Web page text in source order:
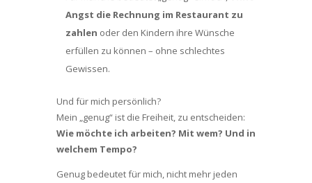
Angst die Rechnung im Restaurant zu
zahlen oder den Kindern ihre Wünsche
erfüllen zu können – ohne schlechtes
Gewissen.
Und für mich persönlich?
Mein „genug“ ist die Freiheit, zu entscheiden:
Wie möchte ich arbeiten? Mit wem? Und in
welchem Tempo?
Genug bedeutet für mich, nicht mehr jeden